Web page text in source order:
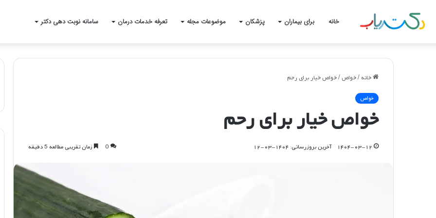
خانه برای بیماران پزشکان موضوعات مجله تعرفه خدمات درمان سامانه نوبت دهی دکتر
خانه /خواص/خواص خیار برای رحم
خواص
خواص خیار برای رحم
۱۴۰۴-۰۳-۱۲ آخرین بروزرسانی: ۱۴۰۴-۰۳-۱۲ 0 زمان تقریبی مطالعه 5 دقیقه